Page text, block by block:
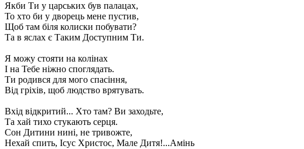
Якби Ти у царських був палацах,
То хто би у дворець мене пустив,
Щоб там біля колиски побувати?
Та в яслах є Таким Доступним Ти.
Я можу стояти на колінах
І на Тебе ніжно споглядать.
Ти родився для мого спасіння,
Від гріхів, щоб людство врятувать.
Вхід відкритий... Хто там? Ви заходьте,
Та хай тихо стукають серця.
Сон Дитини нині, не тривожте,
Нехай спить, Ісус Христос, Мале Дитя!...Амінь